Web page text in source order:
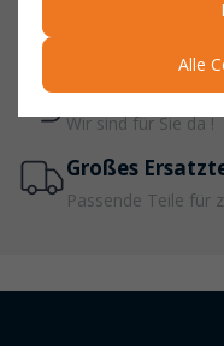
Schnelle
Persönliche
Wir sind für Sie da !
Großes
Passende Teile für
Alle